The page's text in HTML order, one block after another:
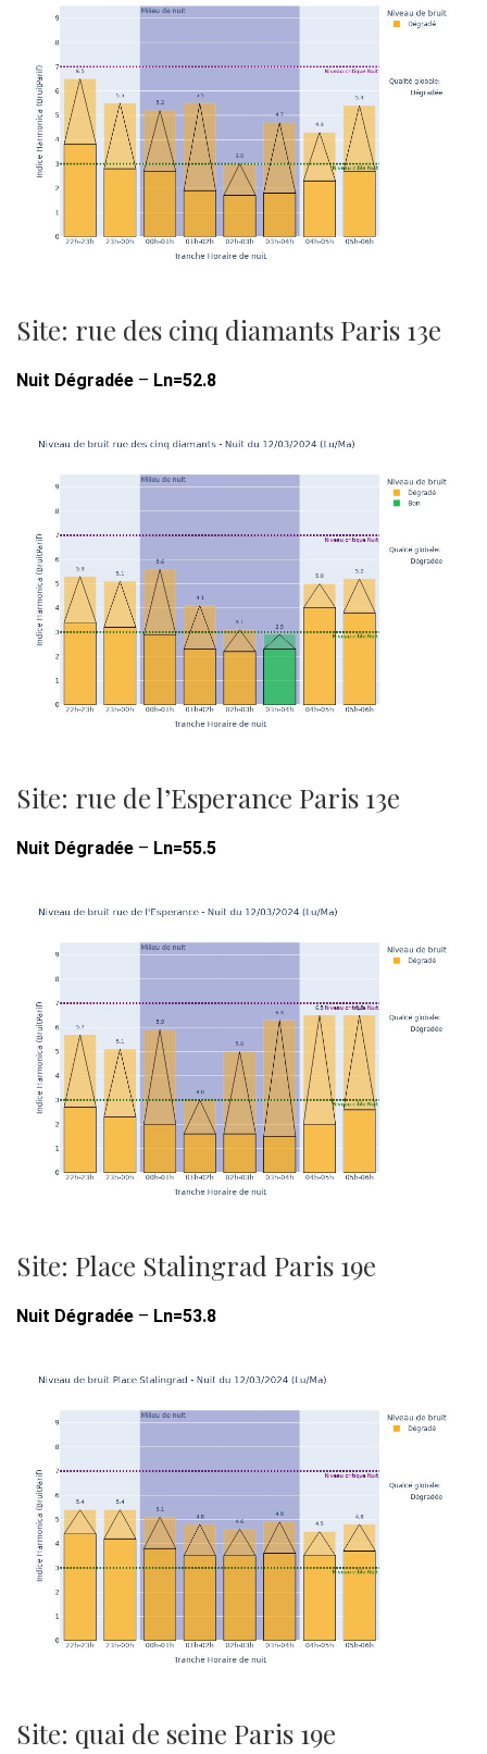
Site: rue des cinq diamants Paris 13e
Nuit Dégradée – Ln=52.8
Site: rue de l’Esperance Paris 13e
Nuit Dégradée – Ln=55.5
Site: Place Stalingrad Paris 19e
Nuit Dégradée – Ln=53.8
Site: quai de seine Paris 19e